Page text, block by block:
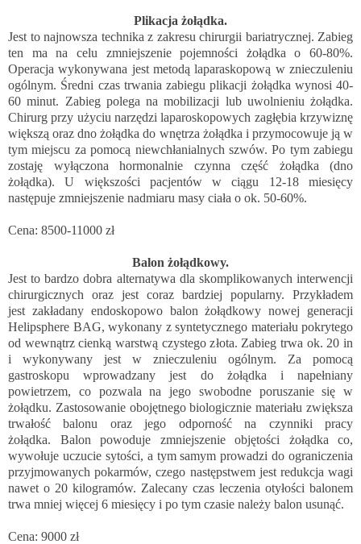
Plikacja żołądka.
Jest to najnowsza technika z zakresu chirurgii bariatrycznej. Zabieg
ten ma na celu zmniejszenie pojemności żołądka o 60-80%.
Operacja wykonywana jest metodą laparaskopową w znieczuleniu
ogólnym. Średni czas trwania zabiegu plikacji żołądka wynosi 40-
60 minut. Zabieg polega na mobilizacji lub uwolnieniu żołądka.
Chirurg przy użyciu narzędzi laparoskopowych zagłębia krzywiznę
większą oraz dno żołądka do wnętrza żołądka i przymocowuje ją w
tym miejscu za pomocą niewchłanialnych szwów. Po tym zabiegu
zostaję wyłączona hormonalnie czynna część żołądka (dno
żołądka). U większości pacjentów w ciągu 12-18 miesięcy
następuje zmniejszenie nadmiaru masy ciała o ok. 50-60%.
Cena: 8500-11000 zł
Balon żołądkowy.
Jest to bardzo dobra alternatywa dla skomplikowanych interwencji
chirurgicznych oraz jest coraz bardziej popularny. Przykładem
jest zakładany endoskopowo balon żołądkowy nowej generacji
Helipsphere BAG, wykonany z syntetycznego materiału pokrytego
od wewnątrz cienką warstwą czystego złota. Zabieg trwa ok. 20 in
i wykonywany jest w znieczuleniu ogólnym. Za pomocą
gastroskopu wprowadzany jest do żołądka i napełniany
powietrzem, co pozwala na jego swobodne poruszanie się w
żołądku. Zastosowanie obojętnego biologicznie materiału zwiększa
trwałość balonu oraz jego odporność na czynniki pracy
żołądka. Balon powoduje zmniejszenie objętości żołądka co,
wywołuje uczucie sytości, a tym samym prowadzi do ograniczenia
przyjmowanych pokarmów, czego następstwem jest redukcja wagi
nawet o 20 kilogramów. Zalecany czas leczenia otyłości balonem
trwa mniej więcej 6 miesięcy i po tym czasie należy balon usunąć.
Cena: 9000 zł